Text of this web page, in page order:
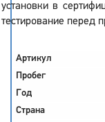
установки в
тестирование перед
Артикул
Пробег
Год
Страна